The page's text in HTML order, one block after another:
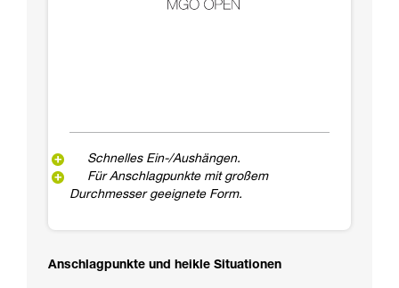
Schnelles Ein-/Aushängen.
Für Anschlagpunkte mit großem
Durchmesser geeignete Form.
Anschlagpunkte und heikle Situationen